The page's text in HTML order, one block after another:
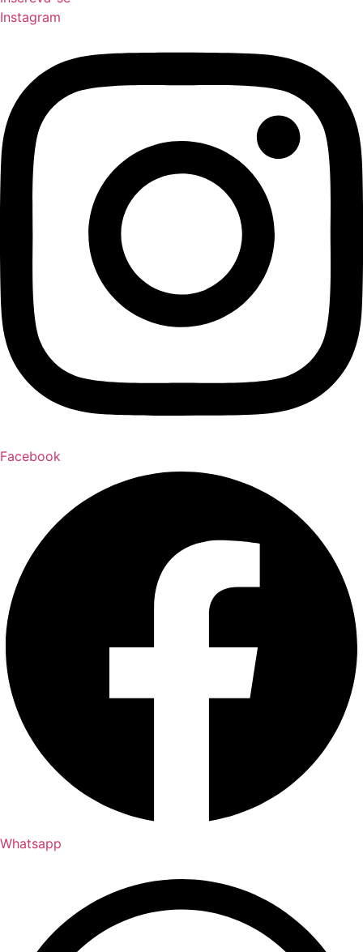
Instagram
Facebook
Whatsapp